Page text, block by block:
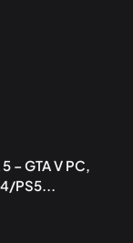
– GTA V PC,
PS5...